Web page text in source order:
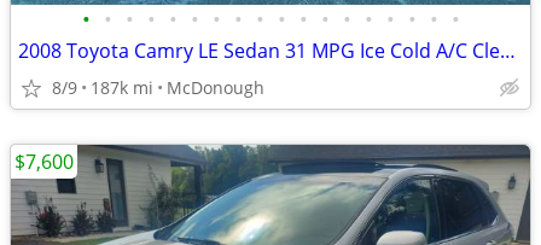
• • • • • • • • • • • • • • • • • •
2008 Toyota Camry LE Sedan 31 MPG Ice Cold A/C Clean Title
8/9 187k mi McDonough
$7,600